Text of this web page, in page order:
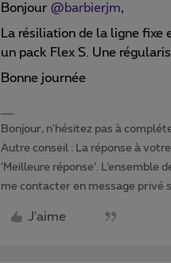
Bonjour @barbierjm,
La résiliation de la ligne fixe
un pack Flex S. Une
Bonne journée
Bonjour, n'hésitez pas à
Autre conseil : La réponse à
‘Meilleure réponse’.
me contacter en message privé
J'aime